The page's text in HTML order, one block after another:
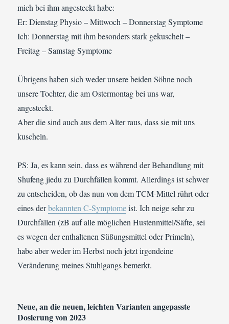
mich bei ihm angesteckt habe:
Er: Dienstag Physio – Mittwoch – Donnerstag Symptome
Ich: Donnerstag mit ihm besonders stark gekuschelt –
Freitag – Samstag Symptome
Übrigens haben sich weder unsere beiden Söhne noch
unsere Tochter, die am Ostermontag bei uns war,
angesteckt.
Aber die sind auch aus dem Alter raus, dass sie mit uns
kuscheln.
PS: Ja, es kann sein, dass es während der Behandlung mit
Shufeng jiedu zu Durchfällen kommt. Allerdings ist schwer
zu entscheiden, ob das nun von dem TCM-Mittel rührt oder
eines derbekannten C-Symptomeist. Ich neige sehr zu
Durchfällen (zB auf alle möglichen Hustenmittel/Säfte, sei
es wegen der enthaltenen Süßungsmittel oder Primeln),
habe aber weder im Herbst noch jetzt irgendeine
Veränderung meines Stuhlgangs bemerkt.
Neue, an die neuen, leichten Varianten angepasste
Dosierung von 2023